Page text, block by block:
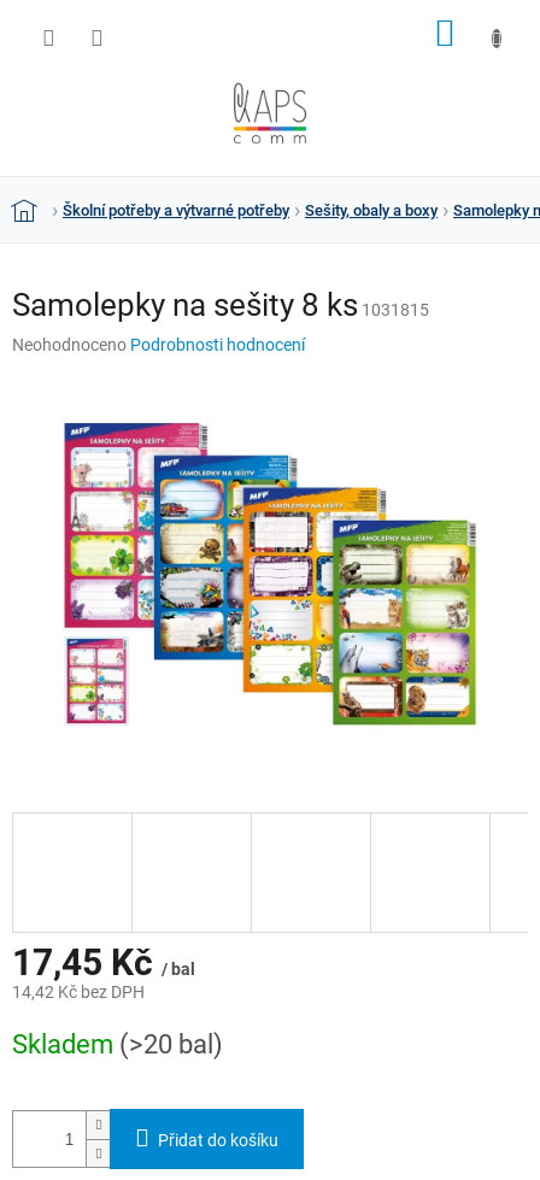
DomůŠkolní potřeby a výtvarné potřeby Sešity, obaly a boxy Samolepky
Samolepky na sešity 8 ks 1031815
Průměrné
hvězdiček.
Neohodnoceno Podrobnosti hodnocení
17,45 Kč / bal
14,42 Kč bez DPH
cena:
Skladem (>20 bal)
Přidat do košíku